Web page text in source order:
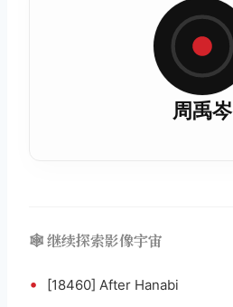
周禹岑
🕸️ 继续探索影像宇宙
• [18460] After Hanabi